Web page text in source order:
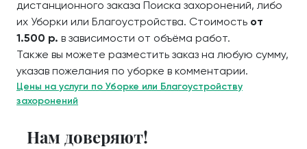
дистанционного заказа Поиска захоронений, либо
их Уборки или Благоустройства. Стоимость от
1.500 р. в зависимости от объёма работ.
Также вы можете разместить заказ на любую сумму,
указав пожелания по уборке в комментарии.
Цены на услуги по Уборке или Благоустройству
захоронений
Нам доверяют!